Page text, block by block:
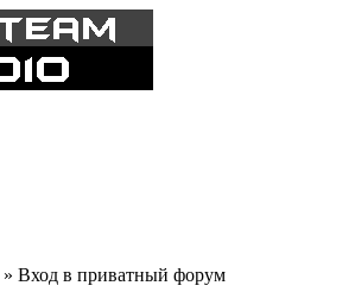
» Вход в приватный форум